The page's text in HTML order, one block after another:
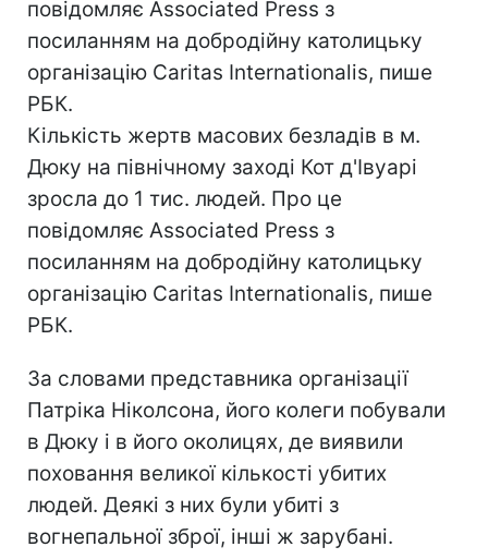
повідомляє Associated Press з
посиланням на добродійну католицьку
організацію Caritas Internationalis, пише
РБК.
Кількість жертв масових безладів в м.
Дюку на північному заході Кот д'Івуарі
зросла до 1 тис. людей. Про це
повідомляє Associated Press з
посиланням на добродійну католицьку
організацію Caritas Internationalis, пише
РБК.
За словами представника організації
Патріка Ніколсона, його колеги побували
в Дюку і в його околицях, де виявили
поховання великої кількості убитих
людей. Деякі з них були убиті з
вогнепальної зброї, інші ж зарубані.